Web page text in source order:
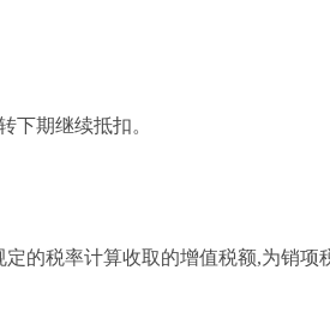
下期继续抵扣。
的税率计算收取的增值税额,为销项